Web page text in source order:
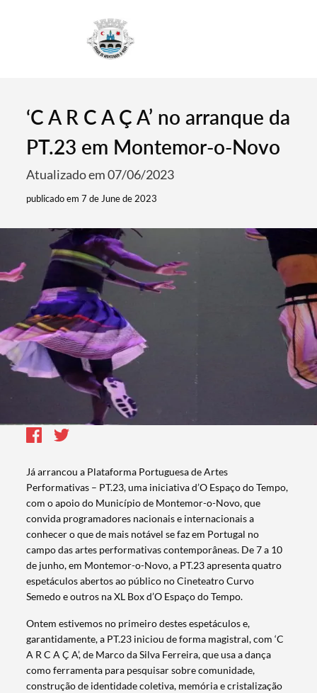
‘C A R C A Ç A’ no arranque da
PT.23 em Montemor-o-Novo
Atualizado em 07/06/2023
publicado em 7 de June de 2023
Já arrancou a Plataforma Portuguesa de Artes
Performativas – PT.23, uma iniciativa d’O Espaço do Tempo,
com o apoio do Município de Montemor-o-Novo, que
convida programadores nacionais e internacionais a
conhecer o que de mais notável se faz em Portugal no
campo das artes performativas contemporâneas. De 7 a 10
de junho, em Montemor-o-Novo, a PT.23 apresenta quatro
espetáculos abertos ao público no Cineteatro Curvo
Semedo e outros na XL Box d’O Espaço do Tempo.
Ontem estivemos no primeiro destes espetáculos e,
garantidamente, a PT.23 iniciou de forma magistral, com ‘C
A R C A Ç A’, de Marco da Silva Ferreira, que usa a dança
como ferramenta para pesquisar sobre comunidade,
construção de identidade coletiva, memória e cristalização